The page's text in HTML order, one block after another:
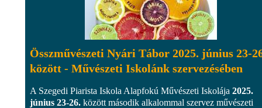
Összművészeti Nyári Tábor 2025. június 23-
között - Művészeti Iskolánk szervezésében
A Szegedi Piarista Iskola Alapfokú Művészeti Iskolája 2025.
június 23-26. között második alkalommal szervez művészeti